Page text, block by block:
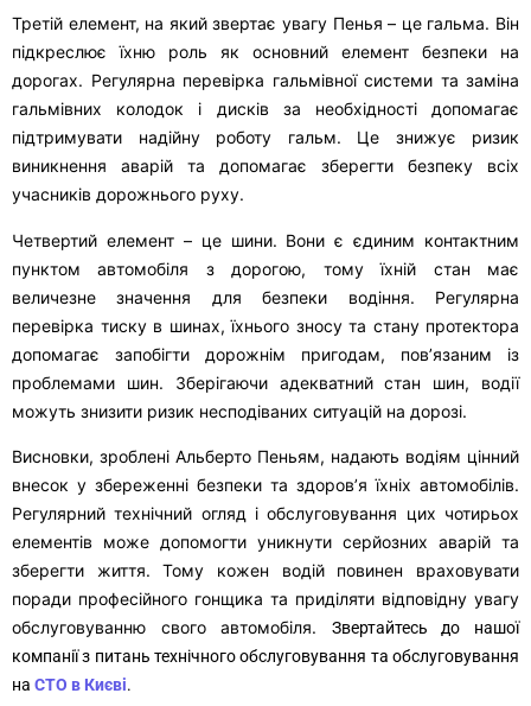
Третій елемент, на який звертає увагу Пенья – це гальма. Він
підкреслює їхню роль як основний елемент безпеки на
дорогах. Регулярна перевірка гальмівної системи та заміна
гальмівних колодок і дисків за необхідності допомагає
підтримувати надійну роботу гальм. Це знижує ризик
виникнення аварій та допомагає зберегти безпеку всіх
учасників дорожнього руху.
Четвертий елемент – це шини. Вони є єдиним контактним
пунктом автомобіля з дорогою, тому їхній стан має
величезне значення для безпеки водіння. Регулярна
перевірка тиску в шинах, їхнього зносу та стану протектора
допомагає запобігти дорожнім пригодам, пов’язаним із
проблемами шин. Зберігаючи адекватний стан шин, водії
можуть знизити ризик несподіваних ситуацій на дорозі.
Висновки, зроблені Альберто Пеньям, надають водіям цінний
внесок у збереженні безпеки та здоров’я їхніх автомобілів.
Регулярний технічний огляд і обслуговування цих чотирьох
елементів може допомогти уникнути серйозних аварій та
зберегти життя. Тому кожен водій повинен враховувати
поради професійного гонщика та приділяти відповідну увагу
обслуговуванню свого автомобіля. Звертайтесь до нашої
компанії з питань технічного обслуговування та обслуговування
на СТО в Києві.